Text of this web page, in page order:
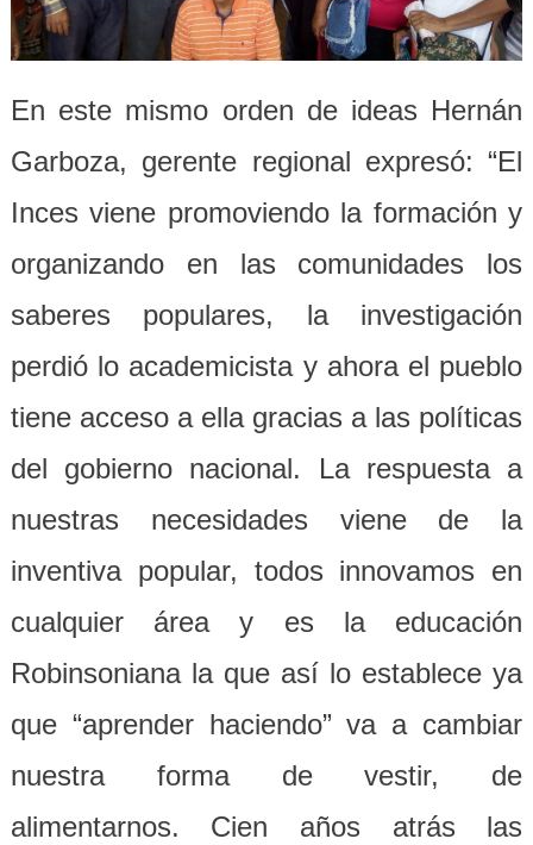
En este mismo orden de ideas Hernán
Garboza, gerente regional expresó: “El
Inces viene promoviendo la formación y
organizando en las comunidades los
saberes populares, la investigación
perdió lo academicista y ahora el pueblo
tiene acceso a ella gracias a las políticas
del gobierno nacional. La respuesta a
nuestras necesidades viene de la
inventiva popular, todos innovamos en
cualquier área y es la educación
Robinsoniana la que así lo establece ya
que “aprender haciendo” va a cambiar
nuestra forma de vestir, de
alimentarnos. Cien años atrás las